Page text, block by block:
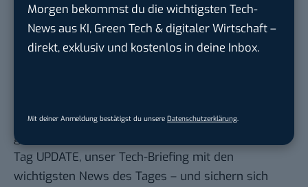
Morgen bekommst du die wichtigsten Tech-
News aus KI, Green Tech & digitaler Wirtschaft –
direkt, exklusiv und kostenlos in deine Inbox.
Mit deiner Anmeldung bestätigst du unsere Datenschutzerklärung
Hier basicthinking.de hinzufügen
KI, Green Tech und die Tech-Themen von Morgen
geht? Über 12.000 smarte Leser bekommen jeden
Tag UPDATE, unser Tech-Briefing mit den
wichtigsten News des Tages – und sichern sich